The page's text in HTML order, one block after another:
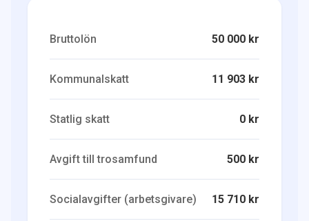
Bruttolön 50 000 kr
Kommunalskatt 11 903 kr
Statlig skatt 0 kr
Avgift till trosamfund 500 kr
Socialavgifter (arbetsgivare) 15 710 kr